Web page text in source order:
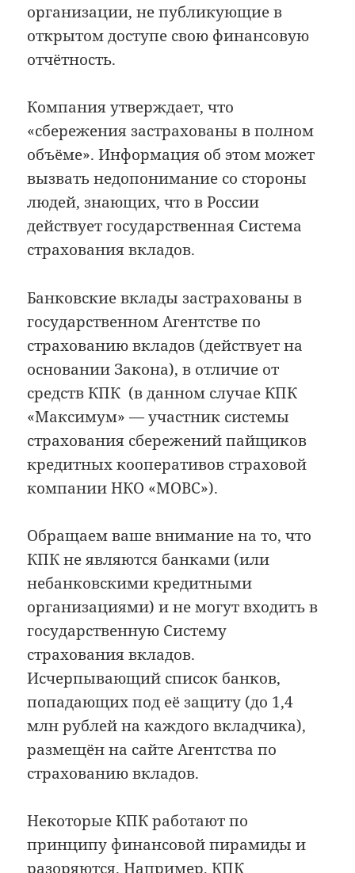
организации, не публикующие в
открытом доступе свою финансовую
отчётность.
Компания утверждает, что
«сбережения застрахованы в полном
объёме». Информация об этом может
вызвать недопонимание со стороны
людей, знающих, что в России
действует государственная Система
страхования вкладов.
Банковские вклады застрахованы в
государственном Агентстве по
страхованию вкладов (действует на
основании Закона), в отличие от
средств КПК (в данном случае КПК
«Максимум» — участник системы
страхования сбережений пайщиков
кредитных кооперативов страховой
компании НКО «МОВС»).
Обращаем ваше внимание на то, что
КПК не являются банками (или
небанковскими кредитными
организациями) и не могут входить в
государственную Систему
страхования вкладов.
Исчерпывающий список банков,
попадающих под её защиту (до 1,4
млн рублей на каждого вкладчика),
размещён на сайте Агентства по
страхованию вкладов.
Некоторые КПК работают по
принципу финансовой пирамиды и
разоряются. Например,КПК